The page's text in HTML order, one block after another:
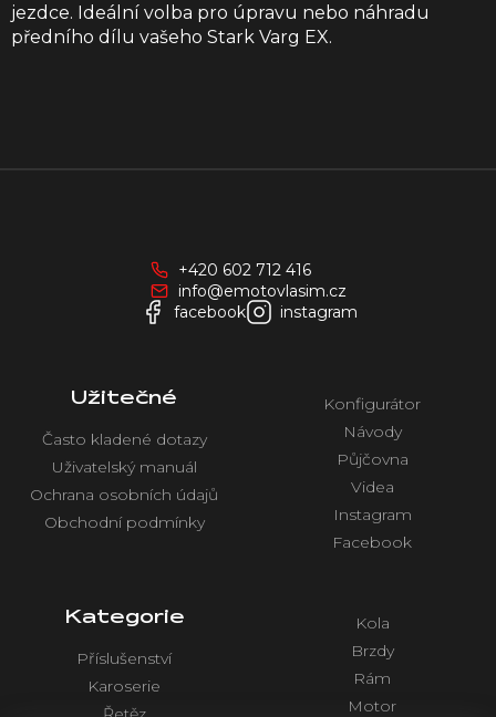
jezdce. Ideální volba pro úpravu nebo náhradu
předního dílu vašeho Stark Varg EX.
+420 602 712 416
info@emotovlasim.cz
facebook
instagram
Užitečné
Často kladené dotazy
Uživatelský manuál
Ochrana osobních údajů
Obchodní podmínky
Konfigurátor
Návody
Půjčovna
Videa
Instagram
Facebook
Kategorie
Příslušenství
Karoserie
Kola
Brzdy
Rám
Motor